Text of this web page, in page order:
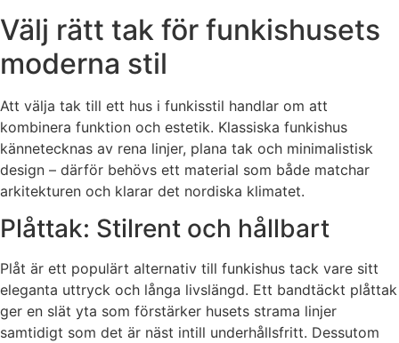
Välj rätt tak för funkishusets
moderna stil
Att välja tak till ett hus i funkisstil handlar om att
kombinera funktion och estetik. Klassiska funkishus
kännetecknas av rena linjer, plana tak och minimalistisk
design – därför behövs ett material som både matchar
arkitekturen och klarar det nordiska klimatet.
Plåttak: Stilrent och hållbart
Plåt är ett populärt alternativ till funkishus tack vare sitt
eleganta uttryck och långa livslängd. Ett bandtäckt plåttak
ger en slät yta som förstärker husets strama linjer
samtidigt som det är näst intill underhållsfritt. Dessutom